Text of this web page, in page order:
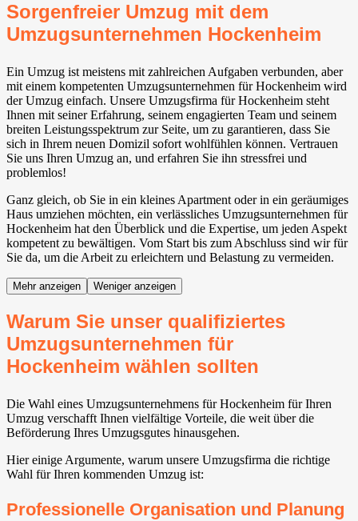
Sorgenfreier Umzug mit dem
Umzugsunternehmen Hockenheim
Ein Umzug ist meistens mit zahlreichen Aufgaben verbunden, aber
mit einem kompetenten Umzugsunternehmen für Hockenheim wird
der Umzug einfach. Unsere Umzugsfirma für Hockenheim steht
Ihnen mit seiner Erfahrung, seinem engagierten Team und seinem
breiten Leistungsspektrum zur Seite, um zu garantieren, dass Sie
sich in Ihrem neuen Domizil sofort wohlfühlen können. Vertrauen
Sie uns Ihren Umzug an, und erfahren Sie ihn stressfrei und
problemlos!
Ganz gleich, ob Sie in ein kleines Apartment oder in ein geräumiges
Haus umziehen möchten, ein verlässliches Umzugsunternehmen für
Hockenheim hat den Überblick und die Expertise, um jeden Aspekt
kompetent zu bewältigen. Vom Start bis zum Abschluss sind wir für
Sie da, um die Arbeit zu erleichtern und Belastung zu vermeiden.
Mehr anzeigen Weniger anzeigen
Warum Sie unser qualifiziertes
Umzugsunternehmen für
Hockenheim wählen sollten
Die Wahl eines Umzugsunternehmens für Hockenheim für Ihren
Umzug verschafft Ihnen vielfältige Vorteile, die weit über die
Beförderung Ihres Umzugsgutes hinausgehen.
Hier einige Argumente, warum unsere Umzugsfirma die richtige
Wahl für Ihren kommenden Umzug ist:
Professionelle Organisation und Planung